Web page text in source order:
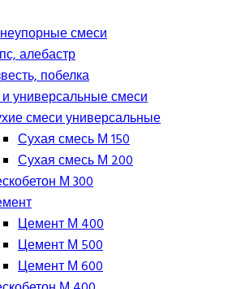
смеси
алебастр
побелка
универсальные смеси
смеси универсальные
Сухая смесь М 150
Сухая смесь М 200
М 300
Цемент М 400
Цемент М 500
Цемент М 600